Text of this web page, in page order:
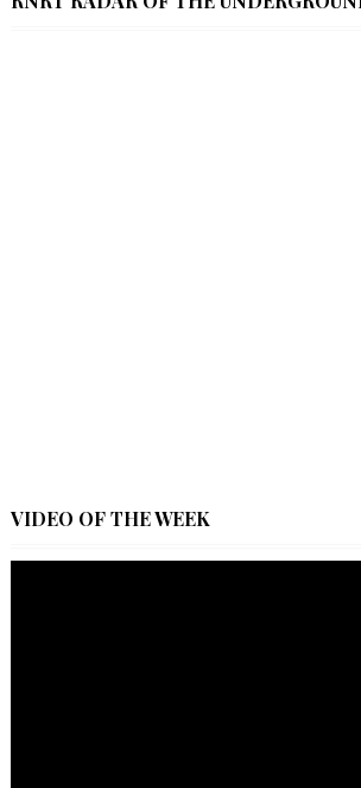
VIDEO OF THE WEEK